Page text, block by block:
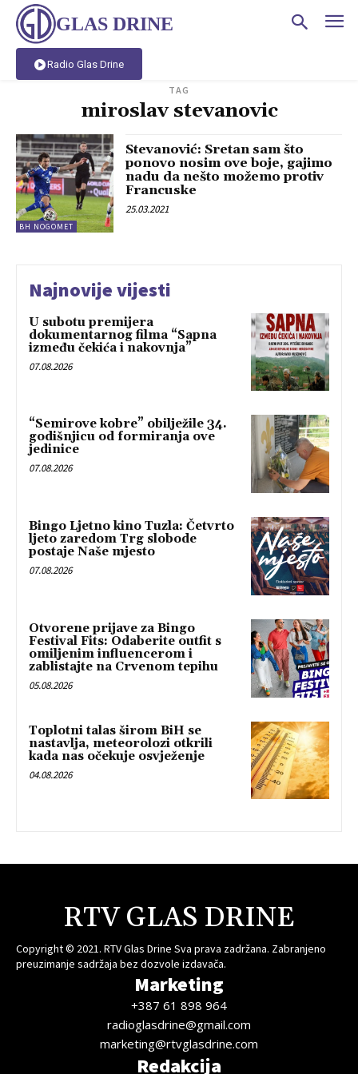
GLAS DRINE
Radio Glas Drine
TAG
miroslav stevanovic
BH NOGOMET
Stevanović: Sretan sam što
ponovo nosim ove boje, gajimo
nadu da nešto možemo protiv
Francuske
25.03.2021
Najnovije vijesti
U subotu premijera
dokumentarnog filma “Sapna
između čekića i nakovnja”
07.08.2026
“Semirove kobre” obilježile 34.
godišnjicu od formiranja ove
jedinice
07.08.2026
Bingo Ljetno kino Tuzla: Četvrto
ljeto zaredom Trg slobode
postaje Naše mjesto
07.08.2026
Otvorene prijave za Bingo
Festival Fits: Odaberite outfit s
omiljenim influencerom i
zablistajte na Crvenom tepihu
05.08.2026
Toplotni talas širom BiH se
nastavlja, meteorolozi otkrili
kada nas očekuje osvježenje
04.08.2026
RTV GLAS DRINE
Copyright © 2021. RTV Glas Drine Sva prava zadržana. Zabranjeno
preuzimanje sadržaja bez dozvole izdavača.
Marketing
+387 61 898 964
radioglasdrine@gmail.com
marketing@rtvglasdrine.com
Redakcija